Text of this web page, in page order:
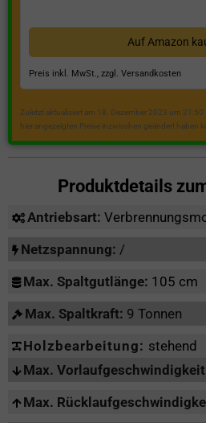
Auf Amazon
Preis inkl. MwSt., zzgl. Versandkosten
Zuletzt aktualisiert am 18. Dezember 2023 um 21:50
hier angezeigten Preise inzwischen geändert haben
Produktdetails
Antriebsart:
Netzspannung: /
Max. Spaltgutlänge: 105 cm
Max. Spaltkraft: 9 Tonnen
Holzbearbeitung: stehend
Max.
Max.